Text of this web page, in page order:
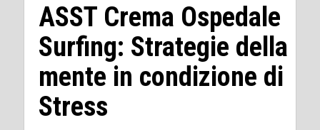
ASST Crema Ospedale
Surfing: Strategie della
mente in condizione di
Stress